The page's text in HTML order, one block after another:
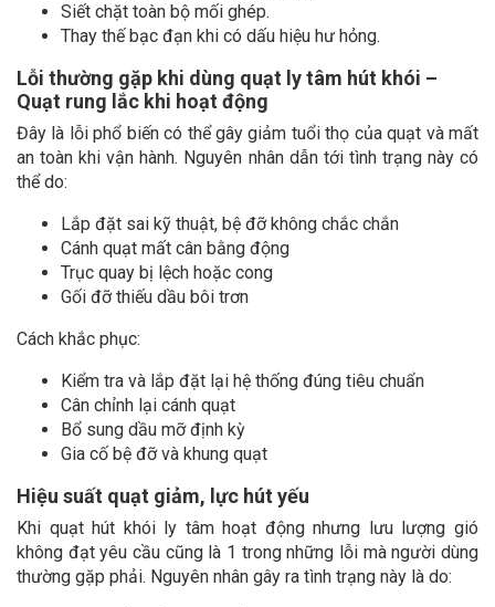
Siết chặt toàn bộ mối ghép.
Thay thế bạc đạn khi có dấu hiệu hư hỏng.
Lỗi thường gặp khi dùng quạt ly tâm hút khói –
Quạt rung lắc khi hoạt động
Đây là lỗi phổ biến có thể gây giảm tuổi thọ của quạt và mất
an toàn khi vận hành. Nguyên nhân dẫn tới tình trạng này có
thể do:
Lắp đặt sai kỹ thuật, bệ đỡ không chắc chắn
Cánh quạt mất cân bằng động
Trục quay bị lệch hoặc cong
Gối đỡ thiếu dầu bôi trơn
Cách khắc phục:
Kiểm tra và lắp đặt lại hệ thống đúng tiêu chuẩn
Cân chỉnh lại cánh quạt
Bổ sung dầu mỡ định kỳ
Gia cố bệ đỡ và khung quạt
Hiệu suất quạt giảm, lực hút yếu
Khi quạt hút khói ly tâm hoạt động nhưng lưu lượng gió
không đạt yêu cầu cũng là 1 trong những lỗi mà người dùng
thường gặp phải. Nguyên nhân gây ra tình trạng này là do: